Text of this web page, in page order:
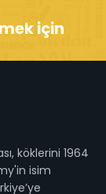
için
köklerini 1964
isim